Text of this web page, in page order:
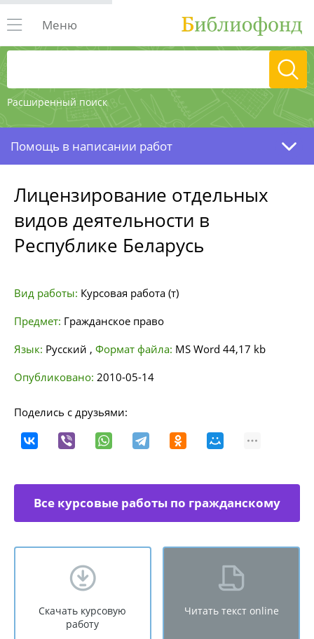
Расширенный поиск
Меню
Помощь в написании работ
Лицензирование отдельных
видов деятельности в
Республике Беларусь
Вид работы: Курсовая работа (т)
Предмет: Гражданское право
Язык: Русский , Формат файла: MS Word 44,17 kb
Опубликовано: 2010-05-14
Поделись с друзьями:
Все курсовые работы по гражданскому
Скачать курсовую
работу
Читать текст online